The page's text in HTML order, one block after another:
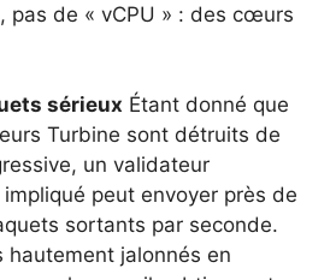
pas de « vCPU » : des cœurs
sérieux Étant donné que
Turbine sont détruits de
un validateur
peut envoyer près de
sortants par seconde.
jalonnés en